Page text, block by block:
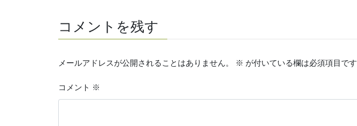
コメントを残す
メールアドレスが公開されることはありません。 ※ が付いている欄は必須項目です
コメント ※